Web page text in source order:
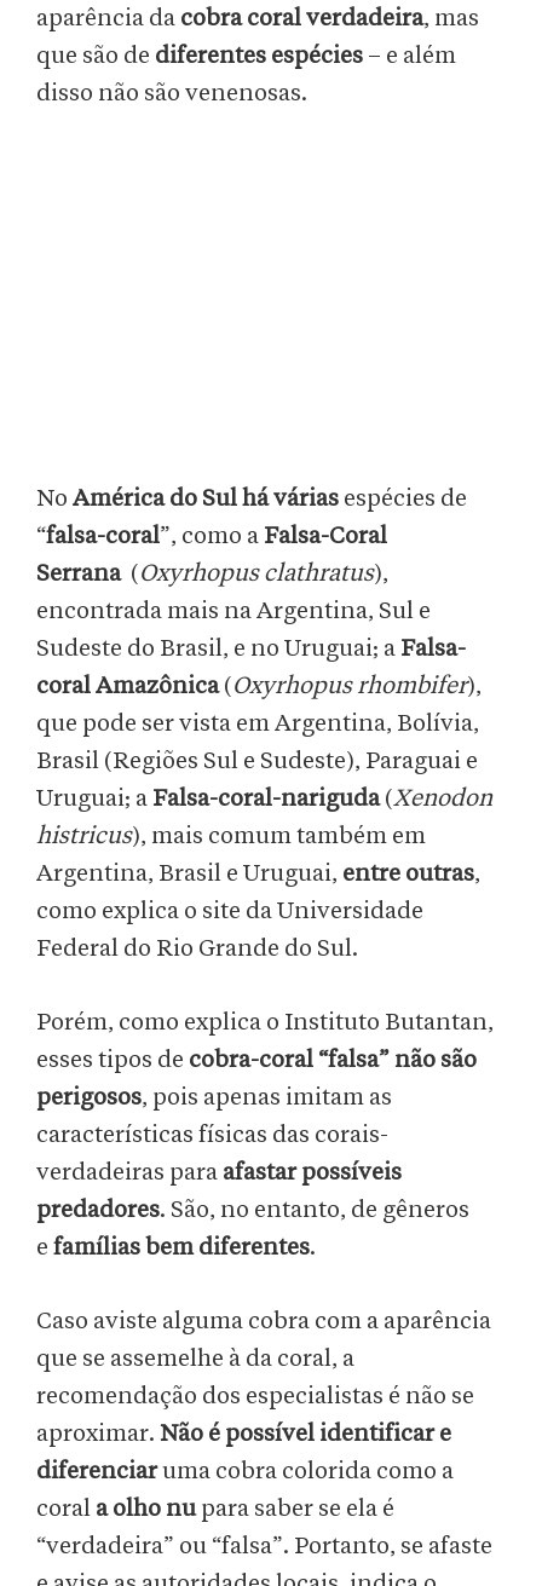
aparência da cobra coral verdadeira, mas
que são de diferentes espécies – e além
disso não são venenosas.
No América do Sul há várias espécies de
“falsa-coral”, como a Falsa-Coral
Serrana (Oxyrhopus clathratus),
encontrada mais na Argentina, Sul e
Sudeste do Brasil, e no Uruguai; a Falsa-
coral Amazônica(Oxyrhopus rhombifer),
que pode ser vista em Argentina, Bolívia,
Brasil (Regiões Sul e Sudeste), Paraguai e
Uruguai; a Falsa-coral-nariguda(Xenodon
histricus), mais comum também em
Argentina, Brasil e Uruguai, entre outras,
como explica o site da Universidade
Federal do Rio Grande do Sul.
Porém, como explica o Instituto Butantan,
esses tipos de cobra-coral “falsa” não são
perigosos, pois apenas imitam as
características físicas das corais-
verdadeiras para afastar possíveis
predadores. São, no entanto, de gêneros
e famílias bem diferentes.
Caso aviste alguma cobra com a aparência
que se assemelhe à da coral, a
recomendação dos especialistas é não se
aproximar. Não é possível identificar e
diferenciaruma cobra colorida como a
coral a olho nupara saber se ela é
“verdadeira” ou “falsa”. Portanto, se afaste